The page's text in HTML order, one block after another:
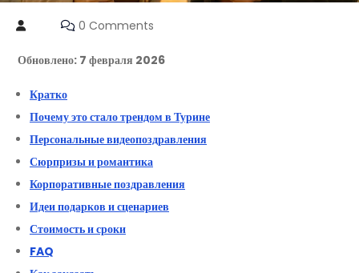
0 Comments
Обновлено: 7 февраля 2026
Кратко
Почему это стало трендом в Турине
Персональные видеопоздравления
Сюрпризы и романтика
Корпоративные поздравления
Идеи подарков и сценариев
Стоимость и сроки
FAQ